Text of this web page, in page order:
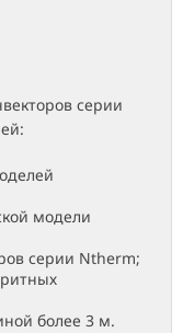
серии
модели
серии Ntherm;
более 3 м.